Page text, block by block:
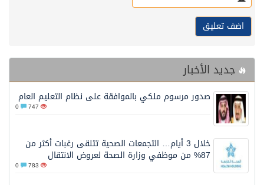
جديد الأخبار
صدور مرسوم ملكي بالموافقة على نظام التعليم العام
747
خلال 3 أيام… التجمعات الصحية تتلقى رغبات أكثر من
87% من موظفي وزارة الصحة لعروض الانتقال
783